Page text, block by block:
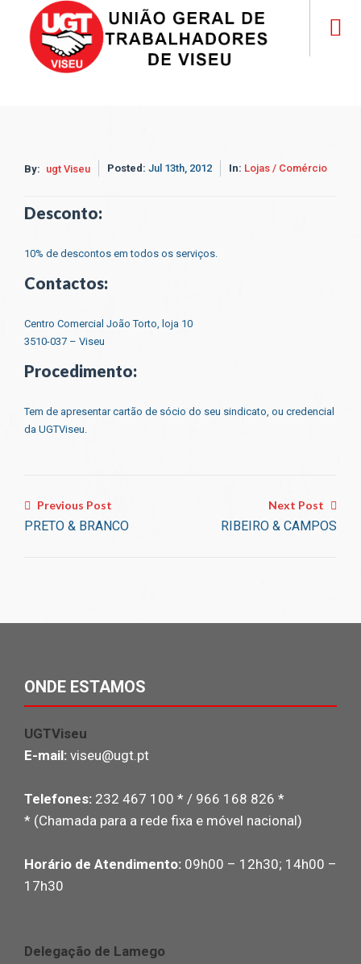
By: ugt Viseu Posted: Jul 13th, 2012 In: Lojas / Comércio
Desconto:
10% de descontos em todos os serviços.
Contactos:
Centro Comercial João Torto, loja 10
3510-037 – Viseu
Procedimento:
Tem de apresentar cartão de sócio do seu sindicato, ou credencial
da UGTViseu.
Previous Post
PRETO & BRANCO
Next Post
RIBEIRO & CAMPOS
ONDE ESTAMOS
UGTViseu
E-mail: viseu@ugt.pt
Telefones: 232 467 100 * / 966 168 826 *
* (Chamada para a rede fixa e móvel nacional)
Horário de Atendimento: 09h00 – 12h30; 14h00 –
17h30
Delegação de Lamego